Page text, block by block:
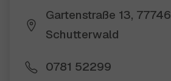
Gartenstraße 13, 77746
Schutterwald
0781 52299